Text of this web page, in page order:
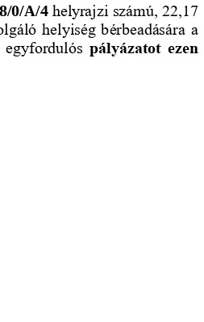
0/A/4 helyrajzi számú, 22,17
helyiség bérbeadására a
egyfordulós pályázatot  ezen